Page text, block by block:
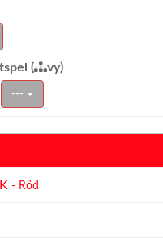
( vy)
---
- Röd